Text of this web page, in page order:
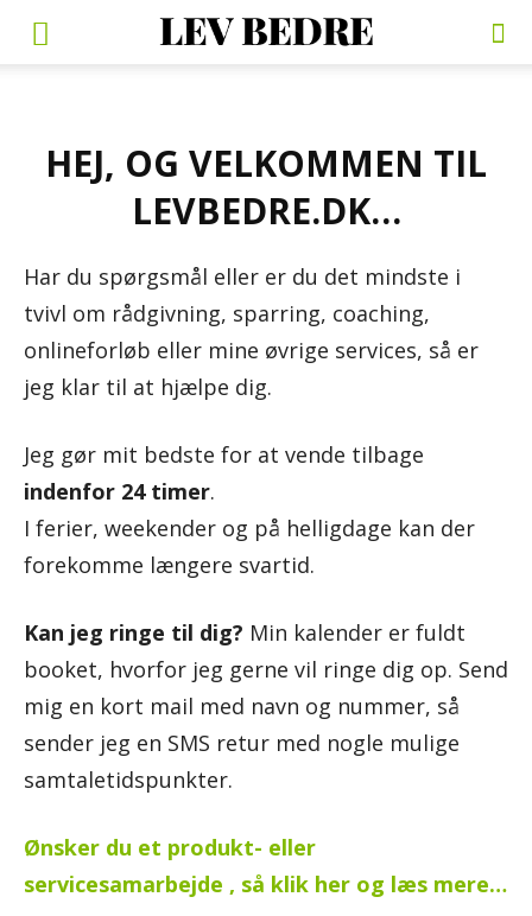
HEJ, OG VELKOMMEN TIL
LEVBEDRE.DK…
Har du spørgsmål eller er du det mindste i
tvivl om rådgivning, sparring, coaching,
onlineforløb eller mine øvrige services, så er
jeg klar til at hjælpe dig.
Jeg gør mit bedste for at vende tilbage
indenfor 24 timer.
I ferier, weekender og på helligdage kan der
forekomme længere svartid.
Kan jeg ringe til dig? Min kalender er fuldt
booket, hvorfor jeg gerne vil ringe dig op. Send
mig en kort mail med navn og nummer, så
sender jeg en SMS retur med nogle mulige
samtaletidspunkter.
Ønsker du et produkt- eller
servicesamarbejde , så klik her og læs mere…